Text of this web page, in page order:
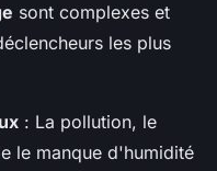
sont complexes et
les plus
: La pollution, le
le manque d'humidité